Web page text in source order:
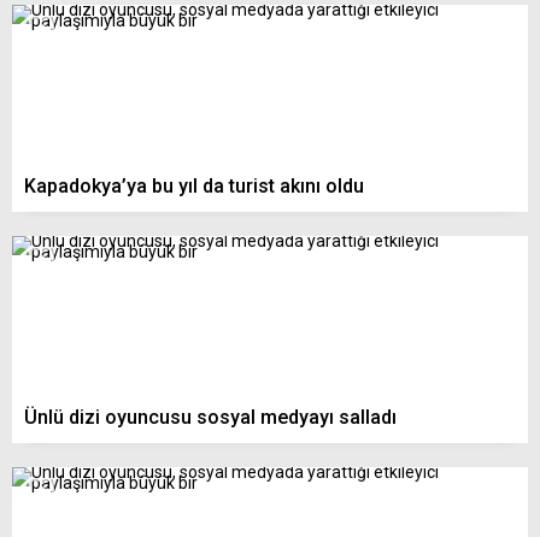
Kapadokya’ya bu yıl da turist akını oldu
Ünlü dizi oyuncusu sosyal medyayı salladı